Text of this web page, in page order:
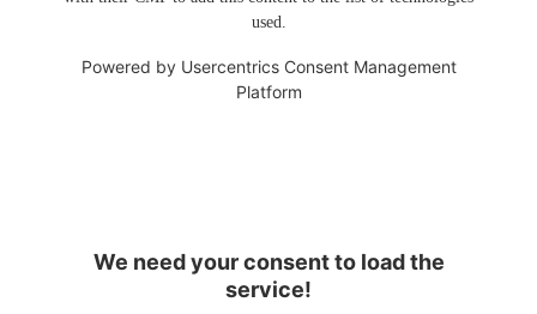
used.
Powered by Usercentrics Consent Management
Platform
We need your consent to load the
service!